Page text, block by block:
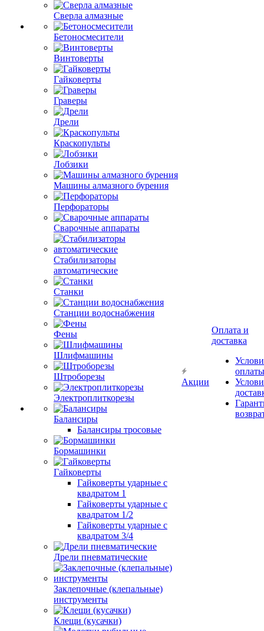
Сверла алмазные
Бетоносмесители
Винтоверты
Гайковерты
Граверы
Дрели
Краскопульты
Лобзики
Машины алмазного бурения
Перфораторы
Сварочные аппараты
Стабилизаторы
автоматические
Станки
Станции водоснабжения
Фены
Шлифмашины
Штроборезы
Электроплиткорезы
Балансиры
Балансиры тросовые
Бормашинки
Гайковерты
Гайковерты ударные с
квадратом 1
Гайковерты ударные с
квадратом 1/2
Гайковерты ударные с
квадратом 3/4
Дрели пневматические
Заклепочные (клепальные)
инструменты
Клещи (кусачки)
Акции
Оплата и
доставка
оплаты